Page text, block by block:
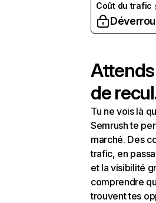
Coût du trafic
Attends
de
Tu ne vois là
Semrush te
marché. Des
trafic, en
et la visibilité
comprendre
trouvent tes